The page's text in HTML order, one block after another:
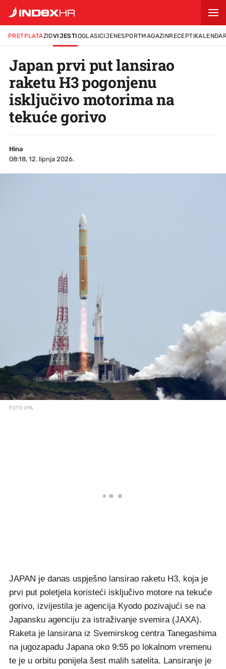
PRETPLATAZIDVIJESTIOGLASICIJENESPORTMAGAZINRECEPTI
Japan prvi put lansirao
raketu H3 pogonjenu
isključivo motorima na
tekuće gorivo
Hina
08:18, 12. lipnja 2026.
FOTO: EPA
JAPAN je danas uspješno lansirao raketu H3, koja je
prvi put poletjela koristeći isključivo motore na tekuće
gorivo, izvijestila je agencija Kyodo pozivajući se na
Japansku agenciju za istraživanje svemira (JAXA).
Raketa je lansirana iz Svemirskog centra Tanegashima
na jugozapadu Japana oko 9:55 po lokalnom vremenu
te je u orbitu ponijela šest malih satelita. Lansiranje je